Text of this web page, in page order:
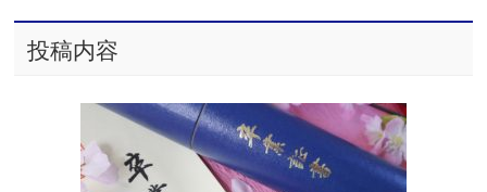
投稿内容